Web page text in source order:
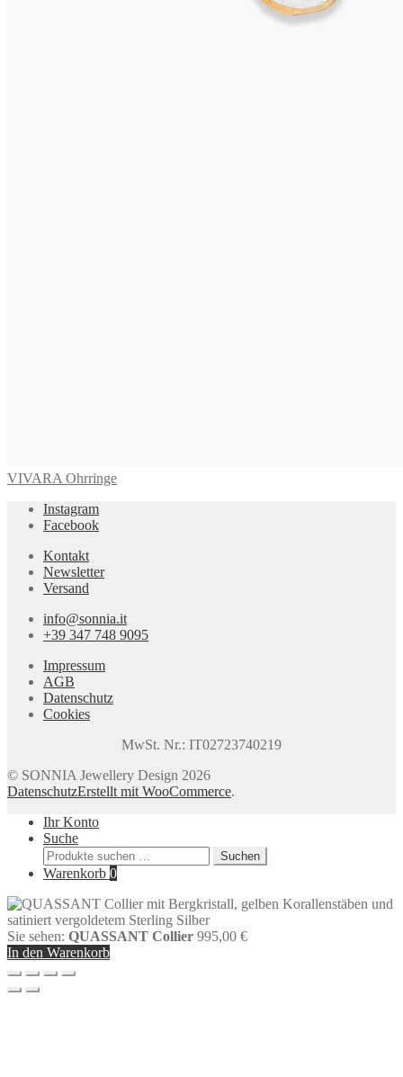
VIVARA Ohrringe
Instagram
Facebook
Kontakt
Newsletter
Versand
info@sonnia.it
+39 347 748 9095
Impressum
AGB
Datenschutz
Cookies
MwSt. Nr.: IT02723740219
© SONNIA Jewellery Design 2026
DatenschutzErstellt mit WooCommerce.
Ihr Konto
Suche
Suchen
nach:
Suchen
Warenkorb 0
Sie sehen: QUASSANT Collier 995,00 €
In den Warenkorb